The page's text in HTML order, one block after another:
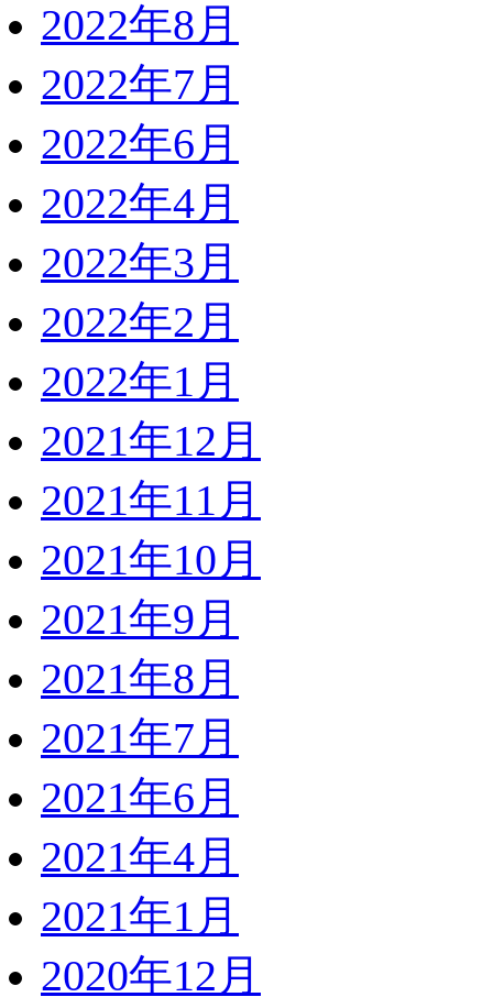
2022年8月
2022年7月
2022年6月
2022年4月
2022年3月
2022年2月
2022年1月
2021年12月
2021年11月
2021年10月
2021年9月
2021年8月
2021年7月
2021年6月
2021年4月
2021年1月
2020年12月